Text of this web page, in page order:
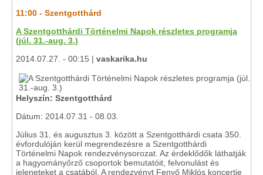
11:00 - Szentgotthárd
A Szentgotthárdi Történelmi Napok részletes programja
(júl. 31.-aug. 3.)
2014.07.27. - 00:15 | vaskarika.hu
Helyszín: Szentgotthárd
Dátum: 2014.07.31 - 08.03.
Július 31. és augusztus 3. között a Szentgotthárdi csata 350.
évfordulóján kerül megrendezésre a Szentgotthárdi
Történelmi Napok rendezvénysorozat. Az érdeklődők láthatják
a hagyományőrző csoportok bemutatóit, felvonulást és
jeleneteket a csatából. A rendezvényt Fenyő Miklós koncertje